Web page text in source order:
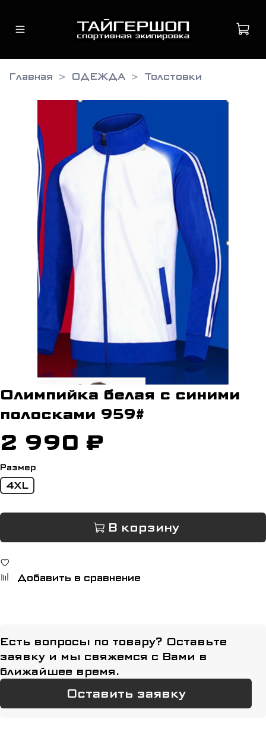
Главная ОДЕЖДА Толстовки
Олимпийка белая с синими
полосками 959#
2 990 ₽
Размер
4XL
В корзину
Добавить в сравнение
Есть вопросы по товару? Оставьте
заявку и мы свяжемся с Вами в
ближайшее время.
Оставить заявку